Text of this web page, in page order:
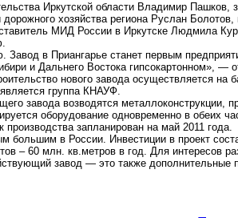
Иркутской области Владимир Пашков,
хозяйства региона Руслан
МИД России в Иркутске Людмила
Завод в Приангарье станет первым
и Дальнего Востока гипсокартонном»,
нового завода осуществляется на
группа КНАУФ.
завода возводятся металлоконструкции,
оборудование одновременно в обеих
запланирован на май 2011 года.
большим в России. Инвестиции в проект
– 60 млн. кв.метров в год. Для интересов
завод — это также дополнительные